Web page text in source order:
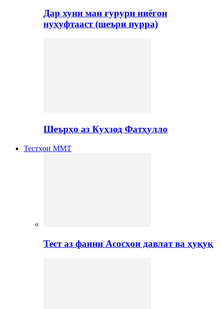
Дар хуни ман ғурури ниёгон
нуҳуфтааст (шеъри пурра)
Шеърҳо аз Куҳзод Фатҳулло
Тестҳои ММТ
Тест аз фанни Асосҳои давлат ва ҳуқуқ